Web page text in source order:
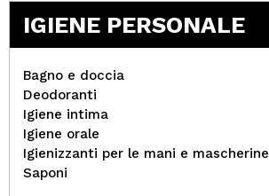
IGIENE PERSONALE
Bagno e doccia
Deodoranti
Igiene intima
Igiene orale
Igienizzanti per le mani e mascherine
Saponi